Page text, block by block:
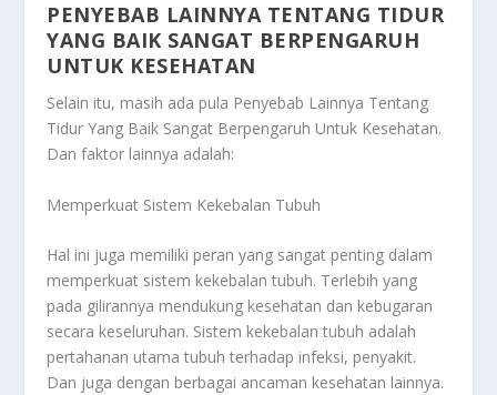
PENYEBAB LAINNYA TENTANG TIDUR
YANG BAIK SANGAT BERPENGARUH
UNTUK KESEHATAN
Selain itu, masih ada pula Penyebab Lainnya Tentang
Tidur Yang Baik Sangat Berpengaruh Untuk Kesehatan.
Dan faktor lainnya adalah:
Memperkuat Sistem Kekebalan Tubuh
Hal ini juga memiliki peran yang sangat penting dalam
memperkuat sistem kekebalan tubuh. Terlebih yang
pada gilirannya mendukung kesehatan dan kebugaran
secara keseluruhan. Sistem kekebalan tubuh adalah
pertahanan utama tubuh terhadap infeksi, penyakit.
Dan juga dengan berbagai ancaman kesehatan lainnya.